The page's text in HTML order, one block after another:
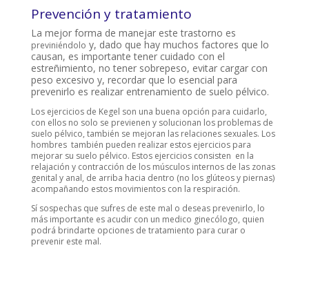
Prevención y tratamiento
La mejor forma de manejar este trastorno es
previniéndolo y, dado que hay muchos factores que lo
causan, es importante tener cuidado con el
estreñimiento, no tener sobrepeso, evitar cargar con
peso excesivo y, recordar que lo esencial para
prevenirlo es realizar entrenamiento de suelo pélvico.
Los ejercicios de Kegel son una buena opción para cuidarlo,
con ellos no solo se previenen y solucionan los problemas de
suelo pélvico, también se mejoran las relaciones sexuales. Los
hombres también pueden realizar estos ejercicios para
mejorar su suelo pélvico. Estos ejercicios consisten en la
relajación y contracción de los músculos internos de las zonas
genital y anal, de arriba hacia dentro (no los glúteos y piernas)
acompañando estos movimientos con la respiración.
Sí sospechas que sufres de este mal o deseas prevenirlo, lo
más importante es acudir con un medico ginecólogo, quien
podrá brindarte opciones de tratamiento para curar o
prevenir este mal.